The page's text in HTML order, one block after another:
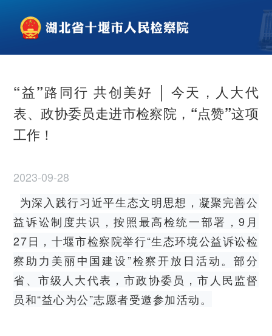
“益”路同行 共创美好 │ 今天，人大代
表、政协委员走进市检察院，“点赞”这项
工作！
2023-09-28
为深入践行习近平生态文明思想，凝聚完善公
益诉讼制度共识，按照最高检统一部署，9月
27日，十堰市检察院举行“生态环境公益诉讼检
察助力美丽中国建设”检察开放日活动。部分
省、市级人大代表，市政协委员，市人民监督
员和“益心为公”志愿者受邀参加活动。